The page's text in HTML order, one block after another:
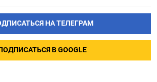
НА ТЕЛЕГРАМ
В GOOGLE